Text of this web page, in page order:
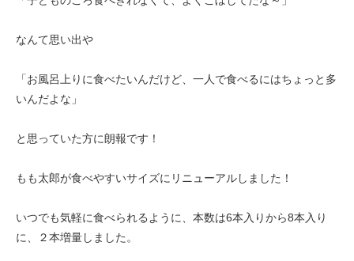
なんて思い出や
「お風呂上りに食べたいんだけど、一人で食べるにはちょっと多
いんだよな」
と思っていた方に朗報です！
もも太郎が食べやすいサイズにリニューアルしました！
いつでも気軽に食べられるように、本数は6本入りから8本入り
に、２本増量しました。